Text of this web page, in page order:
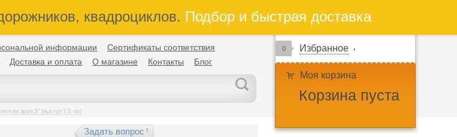
квадроциклов.Подбор и быстрая доставка
информации
Сертификаты соответствия
Доставка и оплата О магазине Контакты Блог
арок 3" (выступ 7,5 см)
0 Избранное
Моя корзина
Корзина пуста
Задать вопрос